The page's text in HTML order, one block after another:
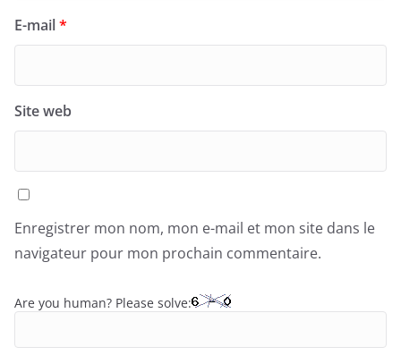
E-mail*
Site web
Enregistrer mon nom, mon e-mail et mon site dans le
navigateur pour mon prochain commentaire.
Are you human? Please solve: